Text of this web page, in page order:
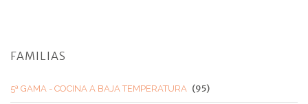
FAMILIAS
5ª GAMA - COCINA A BAJA TEMPERATURA (95)